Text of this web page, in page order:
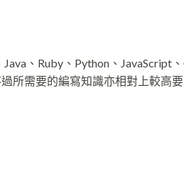
、Ruby、Python、JavaScript
所需要的編寫知識亦相對上較高